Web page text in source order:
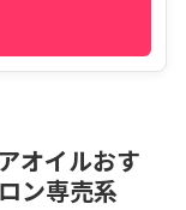
オイルおす
ン専売系